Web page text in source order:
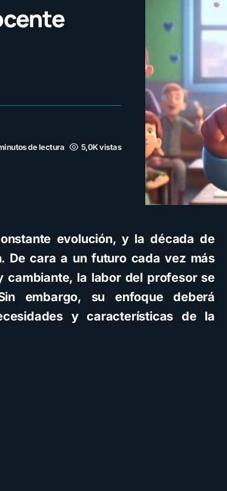
de lectura
5,0K vistas
evolución, y la década de
De cara a un futuro cada vez más
cambiante, la labor del profesor se
embargo, su enfoque deberá
y características de la